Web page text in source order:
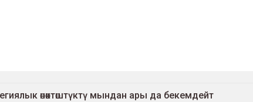
өнөктөштүктү мындан ары да бекемдейт